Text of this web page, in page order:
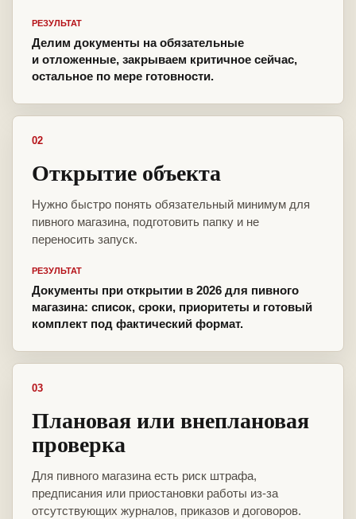
РЕЗУЛЬТАТ
Делим документы на обязательные
и отложенные, закрываем критичное сейчас,
остальное по мере готовности.
02
Открытие объекта
Нужно быстро понять обязательный минимум для
пивного магазина, подготовить папку и не
переносить запуск.
РЕЗУЛЬТАТ
Документы при открытии в 2026 для пивного
магазина: список, сроки, приоритеты и готовый
комплект под фактический формат.
03
Плановая или внеплановая
проверка
Для пивного магазина есть риск штрафа,
предписания или приостановки работы из-за
отсутствующих журналов, приказов и договоров.